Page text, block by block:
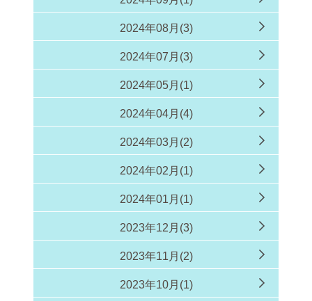
2024年08月(3)
2024年07月(3)
2024年05月(1)
2024年04月(4)
2024年03月(2)
2024年02月(1)
2024年01月(1)
2023年12月(3)
2023年11月(2)
2023年10月(1)